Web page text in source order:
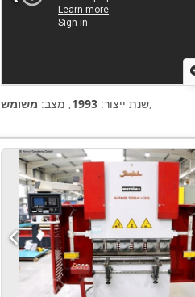
שנת ייצור: 1993, מצב: משומש ,